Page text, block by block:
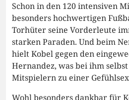
Schon in den 120 intensiven
besonders hochwertigen
Torhüter seine Vorderleute
starken Paraden. Und beim
hielt Kobel gegen den
Hernandez, was bei ihm
Mitspielern zu einer
Wohl besonders dankbar für